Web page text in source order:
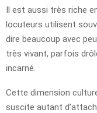
Il est aussi très riche
locuteurs utilisent
dire beaucoup avec
très vivant, parfois
incarné.
Cette dimension
suscite autant